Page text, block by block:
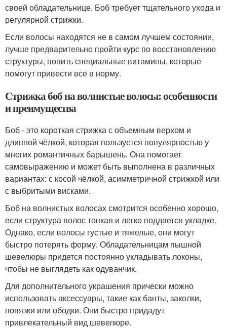
своей обладательнице. Боб требует тщательного ухода и
регулярной стрижки.
Если волосы находятся не в самом лучшем состоянии,
лучше предварительно пройти курс по восстановлению
структуры, попить специальные витамины, которые
помогут привести все в норму.
Стрижка боб на волнистые волосы: особенности
и преимущества
Боб - это короткая стрижка с объемным верхом и
длинной чёлкой, которая пользуется популярностью у
многих романтичных барышень. Она помогает
самовыражению и может быть выполнена в различных
вариантах: с косой чёлкой, асимметричной стрижкой или
с выбритыми висками.
Боб на волнистых волосах смотрится особенно хорошо,
если структура волос тонкая и легко поддается укладке.
Однако, если волосы густые и тяжелые, они могут
быстро потерять форму. Обладательницам пышной
шевелюры придется постоянно укладывать локоны,
чтобы не выглядеть как одуванчик.
Для дополнительного украшения прически можно
использовать аксессуары, такие как банты, заколки,
повязки или ободки. Они быстро придадут
привлекательный вид шевелюре.